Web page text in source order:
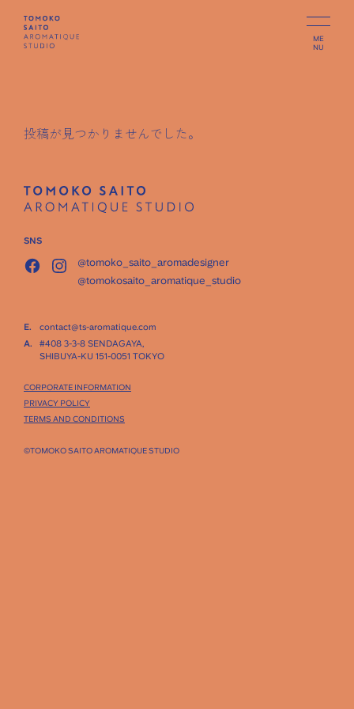
ME
NU
投稿が見つかりませんでした。
SNS
@tomoko_saito_aromadesigner
@tomokosaito_aromatique_studio
E.
contact@ts-aromatique.com
A.
#408 3-3-8 SENDAGAYA,
SHIBUYA-KU 151-0051 TOKYO
CORPORATE INFORMATION
PRIVACY POLICY
TERMS AND CONDITIONS
©TOMOKO SAITO AROMATIQUE STUDIO